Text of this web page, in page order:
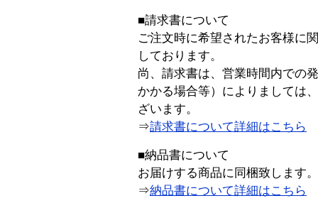
■請求書について
ご注文時に希望されたお客様に
しております。
尚、請求書は、営業時間内での
かかる場合等）によりましては
ざいます。
⇒請求書について詳細はこちら
■納品書について
お届けする商品に同梱致します。
⇒納品書について詳細はこちら